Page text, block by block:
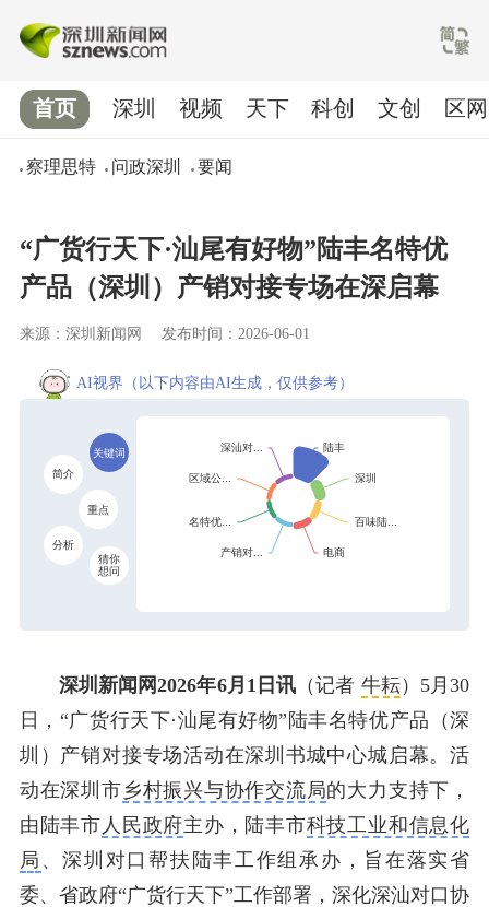
首页
察理思特 问政深圳 要闻
深圳 视频 天下 科创 文创 区网
“广货行天下·汕尾有好物”陆丰名特优
产品（深圳）产销对接专场在深启幕
来源：深圳新闻网 发布时间：2026-06-01
AI视界 （以下内容由AI生成，仅供参考）
关键词
简介
重点
分析
猜你
想问
深圳新闻网2026年6月1日讯 （记者 牛耘）5月30
日，“广货行天下·汕尾有好物”陆丰名特优产品（深
圳）产销对接专场活动在深圳书城中心城启幕。活
动在深圳市乡村振兴与协作交流局的大力支持下，
由陆丰市 人民政府主办，陆丰市科技工业和信息化
局 、深圳对口帮扶陆丰工作组承办，旨在落实省
委、省政府“广货行天下”工作部署，深化深汕对口协